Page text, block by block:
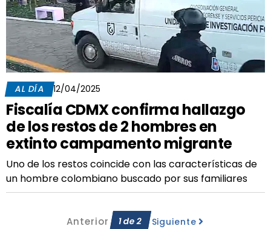
AL DÍA 12/04/2025
Fiscalía CDMX confirma hallazgo
de los restos de 2 hombres en
extinto campamento migrante
Uno de los restos coincide con las características de
un hombre colombiano buscado por sus familiares
Anterior 1de2 Siguiente